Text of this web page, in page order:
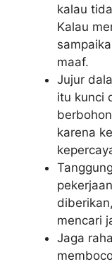
kalau
Kalau
maaf.
Jujur
itu kunci
karena
mencari
Jaga